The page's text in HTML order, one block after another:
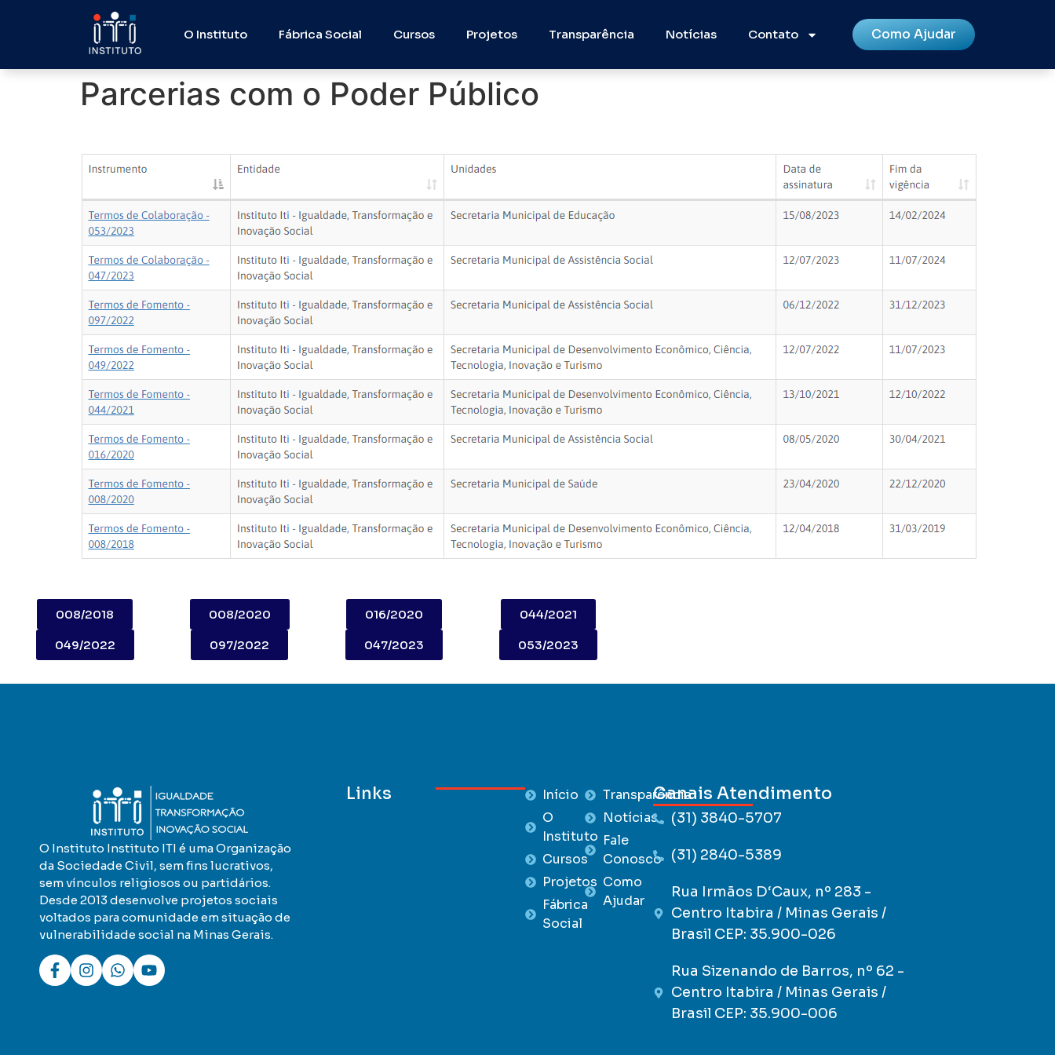
O Instituto Fábrica Social Cursos Projetos Transparência Notícias Contato Como Ajudar
Parcerias com o Poder Público
008/2018 008/2020 016/2020 044/2021
049/2022 097/2022 047/2023 053/2023
O Instituto Instituto ITI é umaOrganização
da Sociedade Civil, semfins lucrativos,
sem vínculos religiosos ou partidários.
Desde 2013desenvolve projetos sociais
voltados para comunidade em situação de
vulnerabilidade social na Minas Gerais.
Links
Início
O
Instituto
Cursos
Projetos
Fábrica
Social
Transparência
Notícias
Fale
Conosco
Como
Ajudar
Canais Atendimento
(31) 3840-5707
(31) 2840-5389
Rua Irmãos D‘Caux, nº 283 -
Centro Itabira / Minas Gerais /
Brasil CEP: 35.900-026
Rua Sizenando de Barros, nº 62 -
Centro Itabira / Minas Gerais /
Brasil CEP: 35.900-006